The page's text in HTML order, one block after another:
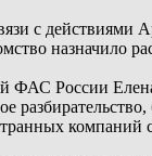
с действиями
назначило
России
компаний